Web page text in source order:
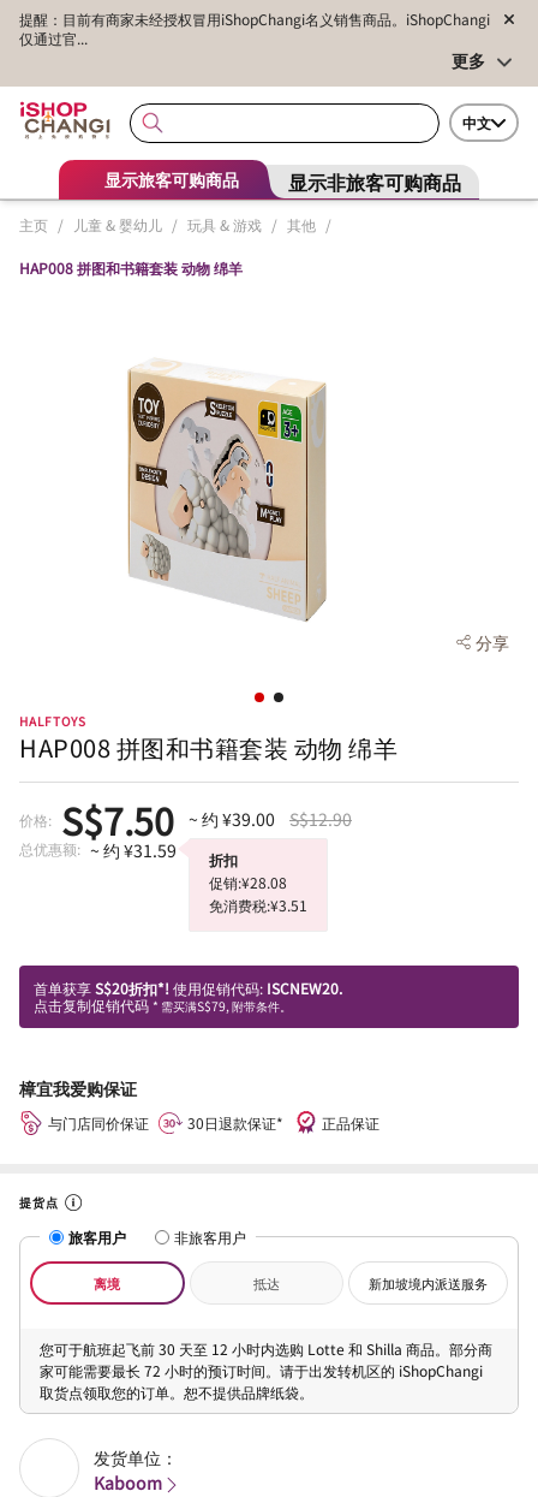
提醒：目前有商家未经授权冒用iShopChangi名义销售商品。iShopChangi
仅通过官...
更多
中文
显示旅客可购商品 显示非旅客可购商品
主页 / 儿童 & 婴幼儿 / 玩具 & 游戏 / 其他 /
HAP008 拼图和书籍套装 动物 绵羊
分享
HALFTOYS
HAP008 拼图和书籍套装 动物 绵羊
价格: S$7.50 ~ 约 ¥39.00 S$12.90
总优惠额: ~ 约 ¥31.59
折扣
促销:¥28.08
免消费税:¥3.51
首单获享S$20折扣*! 使用促销代码: ISCNEW20.
点击复制促销代码 * 需买满S$79, 附带条件。
樟宜我爱购保证
与门店同价保证 30日退款保证* 正品保证
提货点
旅客用户 非旅客用户
离境 抵达 新加坡境内派送服务
您可于航班起飞前 30 天至 12 小时内选购 Lotte 和 Shilla 商品。部分商
家可能需要最长 72 小时的预订时间。请于出发转机区的 iShopChangi
取货点领取您的订单。恕不提供品牌纸袋。
发货单位：
Kaboom